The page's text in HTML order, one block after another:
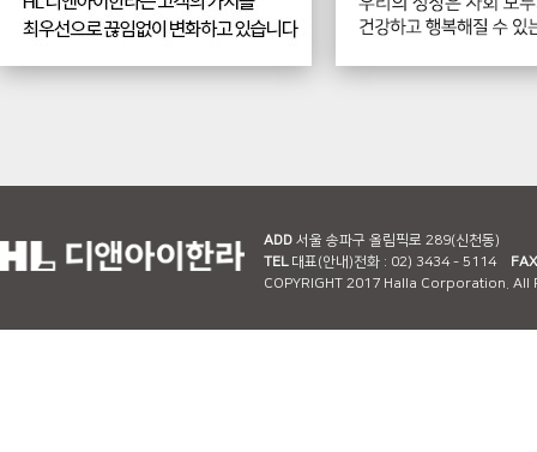
ADD 서울 송파구 올림픽로 289(신천동)
TEL대표(안내)전화 : 02) 3434 - 5114 FAX
COPYRIGHT 2017 Halla Corporation. All